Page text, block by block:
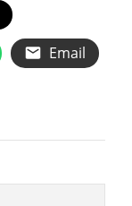
Email